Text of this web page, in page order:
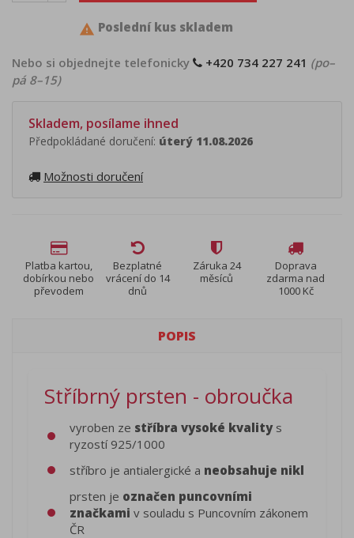
 Poslední kus skladem
Nebo si objednejte telefonicky +420 734 227 241 (po–
pá 8–15)
Skladem, posílame ihned
Předpokládané doručení: úterý 11.08.2026
Možnosti doručení
Platba kartou,
dobírkou nebo
převodem
Bezplatné
vrácení do 14
dnů
Záruka 24
měsíců
Doprava
zdarma nad
1000 Kč
POPIS
Stříbrný prsten - obroučka
vyroben ze stříbra vysoké kvalitys
ryzostí 925/1000
stříbro je antialergické a neobsahuje nikl
prsten je označen puncovními
značkami v souladu s Puncovním zákonem
ČR